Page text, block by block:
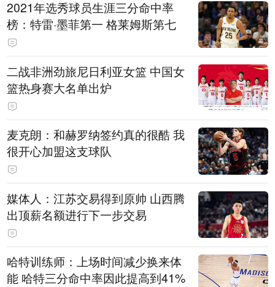
2021年选秀球员生涯三分命中率
榜：特雷·墨菲第一 格莱姆斯第七
二战非洲劲旅尼日利亚女篮 中国女
篮热身赛大名单出炉
麦克朗：和赫罗纳签约真的很酷 我
很开心加盟这支球队
媒体人：江苏交易得到原帅 山西腾
出顶薪名额进行下一步交易
哈特训练师：上场时间减少换来体
能 哈特三分命中率因此提高到41%